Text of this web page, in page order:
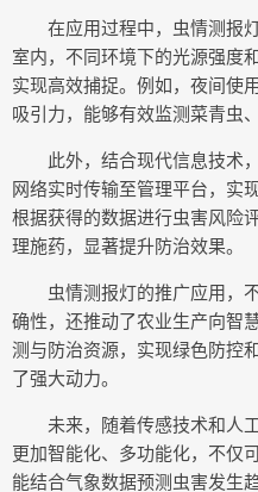
在应用过程中，虫情测报
室内，不同环境下的光源强度
实现高效捕捉。例如，夜间使
吸引力，能够有效监测菜青虫
此外，结合现代信息技术
网络实时传输至管理平台，实
根据获得的数据进行虫害风险
理施药，显著提升防治效果。
虫情测报灯的推广应用，
确性，还推动了农业生产向智
测与防治资源，实现绿色防控
了强大动力。
未来，随着传感技术和人
更加智能化、多功能化，不仅
能结合气象数据预测虫害发生